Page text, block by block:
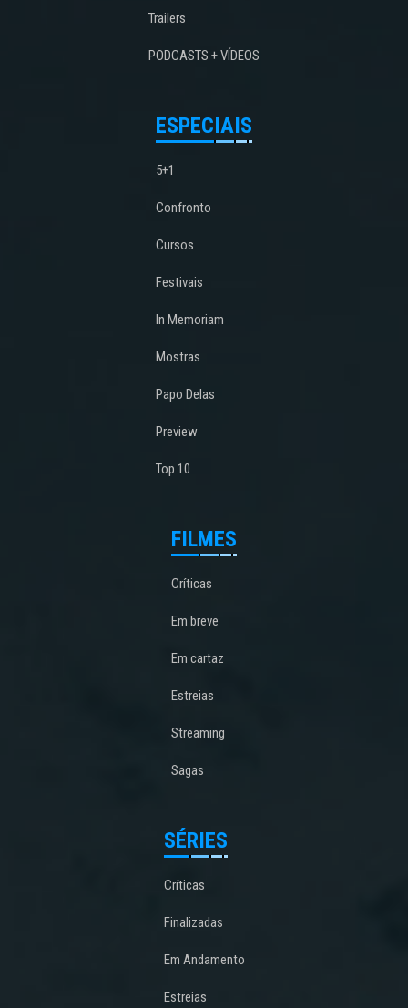
Trailers
PODCASTS + VÍDEOS
ESPECIAIS
5+1
Confronto
Cursos
Festivais
In Memoriam
Mostras
Papo Delas
Preview
Top 10
FILMES
Críticas
Em breve
Em cartaz
Estreias
Streaming
Sagas
SÉRIES
Críticas
Finalizadas
Em Andamento
Estreias